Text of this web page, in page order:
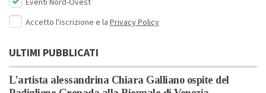
Accetto l'iscrizione e la Privacy Policy
ULTIMI PUBBLICATI
L’artista alessandrina Chiara Galliano ospite del